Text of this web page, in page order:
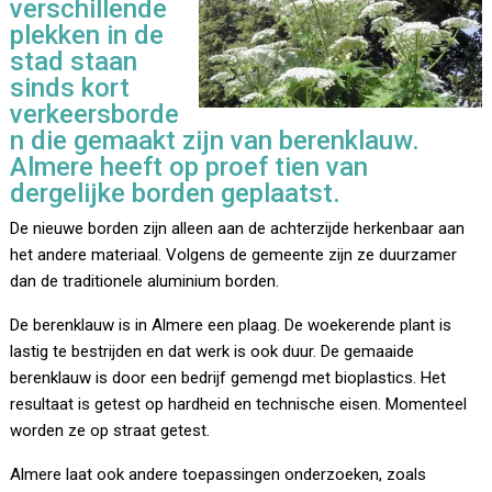
verschillende
plekken in de
stad staan
sinds kort
verkeersborde
n die gemaakt zijn van berenklauw.
Almere heeft op proef tien van
dergelijke borden geplaatst.
De nieuwe borden zijn alleen aan de achterzijde herkenbaar aan
het andere materiaal. Volgens de gemeente zijn ze duurzamer
dan de traditionele aluminium borden.
De berenklauw is in Almere een plaag. De woekerende plant is
lastig te bestrijden en dat werk is ook duur. De gemaaide
berenklauw is door een bedrijf gemengd met bioplastics. Het
resultaat is getest op hardheid en technische eisen. Momenteel
worden ze op straat getest.
Almere laat ook andere toepassingen onderzoeken, zoals